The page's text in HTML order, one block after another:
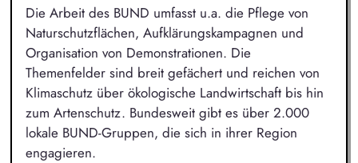
Die Arbeit des BUND umfasst u.a. die Pflege von
Naturschutzflächen, Aufklärungskampagnen und
Organisation von Demonstrationen. Die
Themenfelder sind breit gefächert und reichen von
Klimaschutz über ökologische Landwirtschaft bis hin
zum Artenschutz. Bundesweit gibt es über 2.000
lokale BUND-Gruppen, die sich in ihrer Region
engagieren.